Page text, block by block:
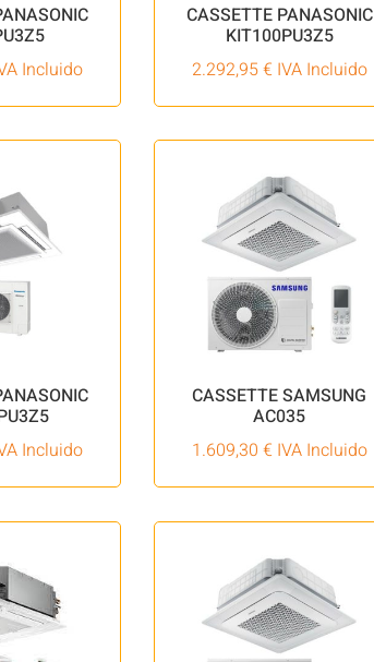
Incluido
CASSETTE PANASONIC
KIT100PU3Z5
2.292,95€ IVA Incluido
Incluido
CASSETTE SAMSUNG
AC035
1.609,30 € IVA Incluido